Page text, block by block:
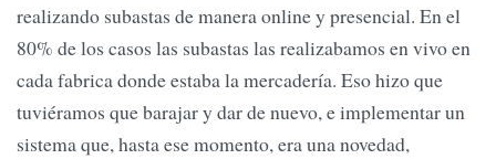
realizando subastas de manera online y presencial. En el
80% de los casos las subastas las realizabamos en vivo en
cada fabrica donde estaba la mercadería. Eso hizo que
tuviéramos que barajar y dar de nuevo, e implementar un
sistema que, hasta ese momento, era una novedad,